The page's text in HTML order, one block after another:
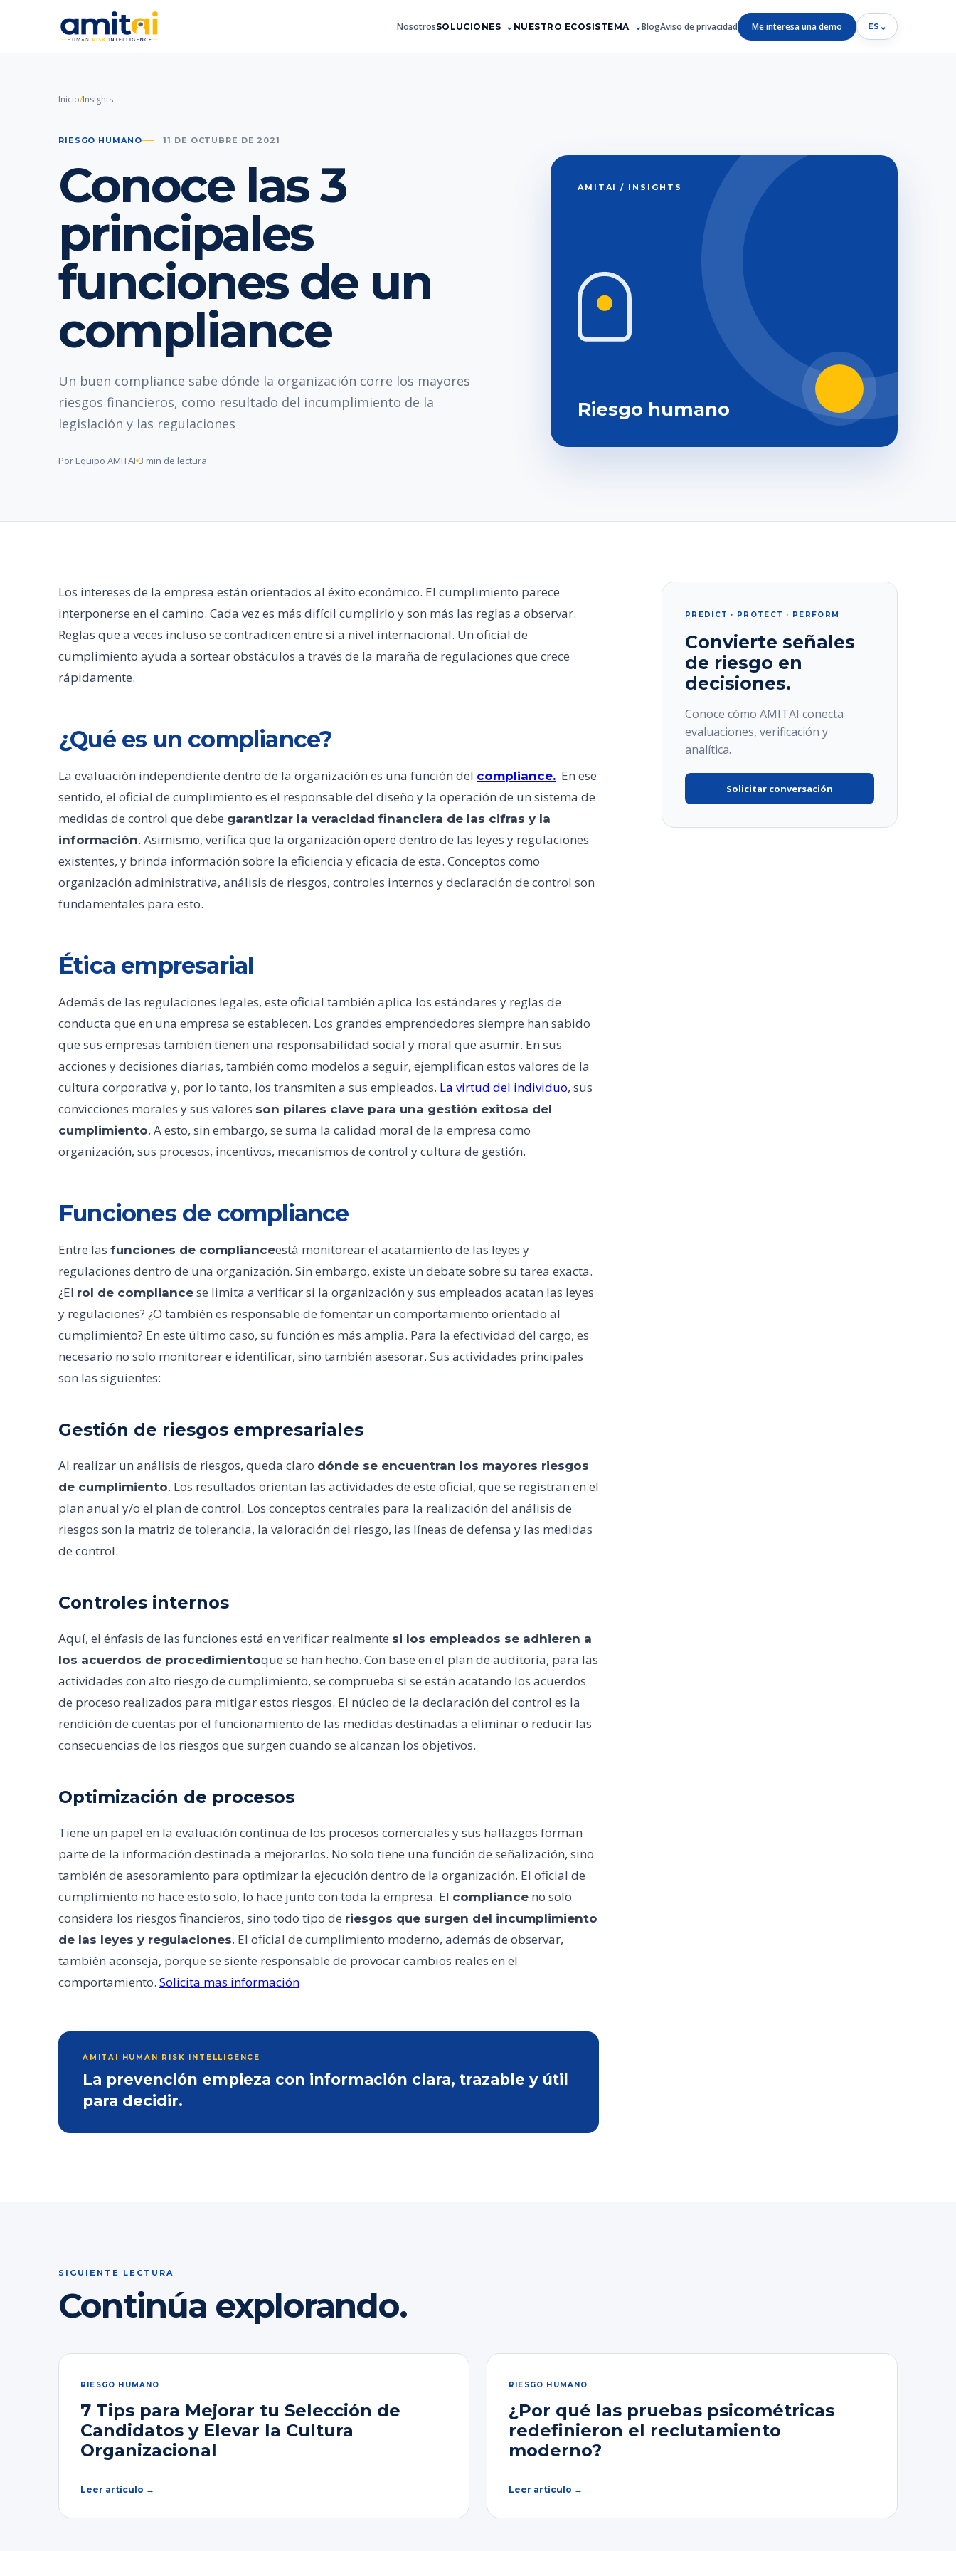
NosotrosSOLUCIONES NUESTRO ECOSISTEMA BlogAviso de privacidad Me interesa una demo ES ⌄
Inicio/Insights
RIESGO HUMANO 11 DE OCTUBRE DE 2021
Conoce las 3
principales
funciones de un
compliance
Un buen compliance sabe dónde la organización corre los mayores
riesgos financieros, como resultado del incumplimiento de la
legislación y las regulaciones
Por Equipo AMITAI 3 min de lectura
AMITAI / INSIGHTS
Riesgo humano
Los intereses de la empresa están orientados al éxito económico. El cumplimiento parece
interponerse en el camino. Cada vez es más difícil cumplirlo y son más las reglas a observar.
Reglas que a veces incluso se contradicen entre sí a nivel internacional. Un oficial de
cumplimiento ayuda a sortear obstáculos a través de la maraña de regulaciones que crece
rápidamente.
¿Qué es un compliance?
La evaluación independiente dentro de la organización es una función del compliance. En ese
sentido, el oficial de cumplimiento es el responsable del diseño y la operación de un sistema de
medidas de control que debe garantizar la veracidad financiera de las cifras y la
información. Asimismo, verifica que la organización opere dentro de las leyes y regulaciones
existentes, y brinda información sobre la eficiencia y eficacia de esta. Conceptos como
organización administrativa, análisis de riesgos, controles internos y declaración de control son
fundamentales para esto.
Ética empresarial
Además de las regulaciones legales, este oficial también aplica los estándares y reglas de
conducta que en una empresa se establecen. Los grandes emprendedores siempre han sabido
que sus empresas también tienen una responsabilidad social y moral que asumir. En sus
acciones y decisiones diarias, también como modelos a seguir, ejemplifican estos valores de la
cultura corporativa y, por lo tanto, los transmiten a sus empleados. La virtud del individuo, sus
convicciones morales y sus valores son pilares clave para una gestión exitosa del
cumplimiento. A esto, sin embargo, se suma la calidad moral de la empresa como
organización, sus procesos, incentivos, mecanismos de control y cultura de gestión.
Funciones de compliance
Entre las funciones de complianceestá monitorear el acatamiento de las leyes y
regulaciones dentro de una organización. Sin embargo, existe un debate sobre su tarea exacta.
¿El rol de compliance se limita a verificar si la organización y sus empleados acatan las leyes
y regulaciones? ¿O también es responsable de fomentar un comportamiento orientado al
cumplimiento? En este último caso, su función es más amplia. Para la efectividad del cargo, es
necesario no solo monitorear e identificar, sino también asesorar. Sus actividades principales
son las siguientes:
Gestión de riesgos empresariales
Al realizar un análisis de riesgos, queda claro dónde se encuentran los mayores riesgos
de cumplimiento. Los resultados orientan las actividades de este oficial, que se registran en el
plan anual y/o el plan de control. Los conceptos centrales para la realización del análisis de
riesgos son la matriz de tolerancia, la valoración del riesgo, las líneas de defensa y las medidas
de control.
Controles internos
Aquí, el énfasis de las funciones está en verificar realmente si los empleados se adhieren a
los acuerdos de procedimientoque se han hecho. Con base en el plan de auditoría, para las
actividades con alto riesgo de cumplimiento, se comprueba si se están acatando los acuerdos
de proceso realizados para mitigar estos riesgos. El núcleo de la declaración del control es la
rendición de cuentas por el funcionamiento de las medidas destinadas a eliminar o reducir las
consecuencias de los riesgos que surgen cuando se alcanzan los objetivos.
Optimización de procesos
Tiene un papel en la evaluación continua de los procesos comerciales y sus hallazgos forman
parte de la información destinada a mejorarlos. No solo tiene una función de señalización, sino
también de asesoramiento para optimizar la ejecución dentro de la organización. El oficial de
cumplimiento no hace esto solo, lo hace junto con toda la empresa. El compliance no solo
considera los riesgos financieros, sino todo tipo de riesgos que surgen del incumplimiento
de las leyes y regulaciones. El oficial de cumplimiento moderno, además de observar,
también aconseja, porque se siente responsable de provocar cambios reales en el
comportamiento. Solicita mas información
AMITAI HUMAN RISK INTELLIGENCE
La prevención empieza con información clara, trazable y útil
para decidir.
PREDICT · PROTECT · PERFORM
Convierte señales
de riesgo en
decisiones.
Conoce cómo AMITAI conecta
evaluaciones, verificación y
analítica.
Solicitar conversación
SIGUIENTE LECTURA
Continúa explorando.
RIESGO HUMANO
7 Tips para Mejorar tu Selección de
Candidatos y Elevar la Cultura
Organizacional
Leer artículo →
RIESGO HUMANO
¿Por qué las pruebas psicométricas
redefinieron el reclutamiento
moderno?
Leer artículo →